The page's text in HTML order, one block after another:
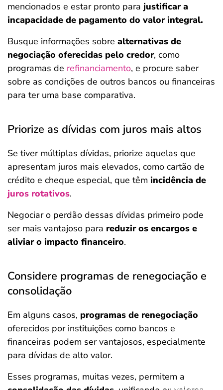
mencionados e estar pronto para justificar a
incapacidade de pagamento do valor integral.
Busque informações sobre alternativas de
negociação oferecidas pelo credor, como
programas de refinanciamento, e procure saber
sobre as condições de outros bancos ou financeiras
para ter uma base comparativa.
Priorize as dívidas com juros mais altos
Se tiver múltiplas dívidas, priorize aquelas que
apresentam juros mais elevados, como cartão de
crédito e cheque especial, que têm incidência de
juros rotativos.
Negociar o perdão dessas dívidas primeiro pode
ser mais vantajoso para reduzir os encargos e
aliviar o impacto financeiro.
Considere programas de renegociação e
consolidação
Em alguns casos, programas de renegociação
oferecidos por instituições como bancos e
financeiras podem ser vantajosos, especialmente
para dívidas de alto valor.
Esses programas, muitas vezes, permitem a